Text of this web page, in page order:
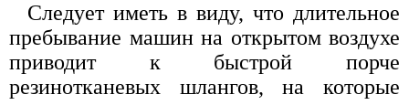
Следует иметь в виду, что длительное
пребывание машин на открытом воздухе
приводит к быстрой порче
резинотканевых шлангов, на которые